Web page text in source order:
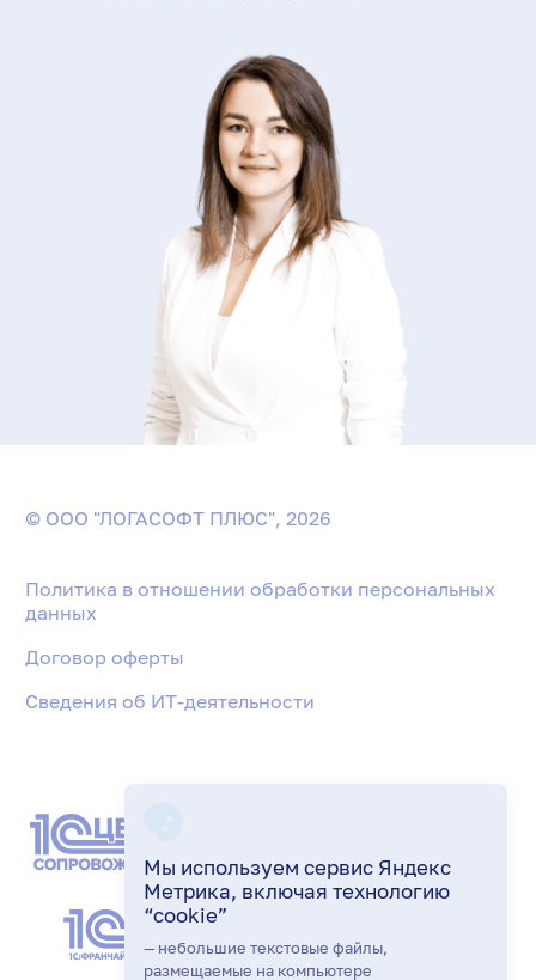
Мы используем сервис Яндекс
Метрика, включая технологию
“cookie”
— небольшие текстовые файлы,
размещаемые на компьютере
© ООО "ЛОГАСОФТ ПЛЮС", 2026
Политика в отношении обработки персональных
данных
Договор оферты
Сведения об ИТ-деятельности